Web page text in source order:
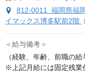
812-0011 福岡県福
イマックス博多駅前2階
＜給与備考＞
（経験、年齢、前職の
※上記月給には固定残業